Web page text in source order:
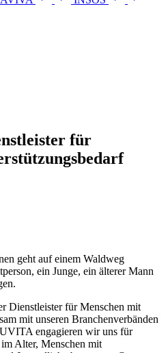
für
Dienstleister für Menschen mit
mit unseren Branchenverbänden
engagieren wir uns für
Alter, Menschen mit